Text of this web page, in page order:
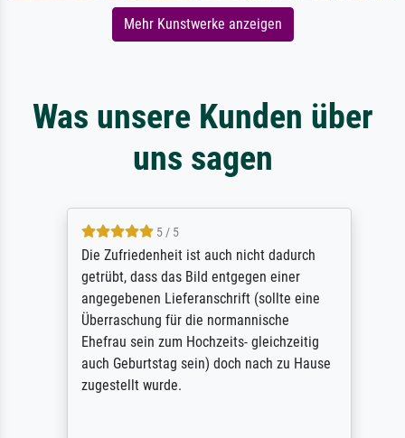
Mehr Kunstwerke anzeigen
Was unsere Kunden über
uns sagen
5 / 5
Die Zufriedenheit ist auch nicht dadurch
getrübt, dass das Bild entgegen einer
angegebenen Lieferanschrift (sollte eine
Überraschung für die normannische
Ehefrau sein zum Hochzeits- gleichzeitig
auch Geburtstag sein) doch nach zu Hause
zugestellt wurde.